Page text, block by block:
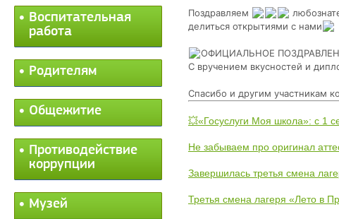
Воспитательная
работа
Родителям
Общежитие
Противодействие
коррупции
Музей
Поздравляем
делиться открытиями с нами
ОФИЦИАЛЬНОЕ
С вручением вкусностей и
Спасибо и другим участникам
💥«Госуслуги Моя школа»: с 1
Не забываем про оригинал
Завершилась третья смена
Третья смена лагеря «Лето в